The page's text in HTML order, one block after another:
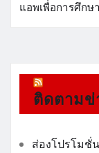
แอพเพื่อการศึกษา
ติดตามข่
ส่องโปรโมชั่